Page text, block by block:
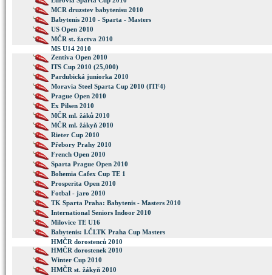
MCR druzstev babytenisu 2010
Babytenis 2010 - Sparta - Masters
US Open 2010
MČR st. žactva 2010
MS U14 2010
Zentiva Open 2010
ITS Cup 2010 (25,000)
Pardubická juniorka 2010
Moravia Steel Sparta Cup 2010 (ITF4)
Prague Open 2010
Ex Pilsen 2010
MČR ml. žáků 2010
MČR ml. žákyň 2010
Rieter Cup 2010
Přebory Prahy 2010
French Open 2010
Sparta Prague Open 2010
Bohemia Cafex Cup TE 1
Prosperita Open 2010
Fotbal - jaro 2010
TK Sparta Praha: Babytenis - Masters 2010
International Seniors Indoor 2010
Milovice TE U16
Babytenis: I.ČLTK Praha Cup Masters
HMČR dorostenců 2010
HMČR dorostenek 2010
Winter Cup 2010
HMČR st. žákyň 2010